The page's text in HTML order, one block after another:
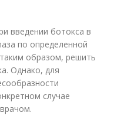
введении ботокса в
по определенной
образом, решить
Однако, для
случае